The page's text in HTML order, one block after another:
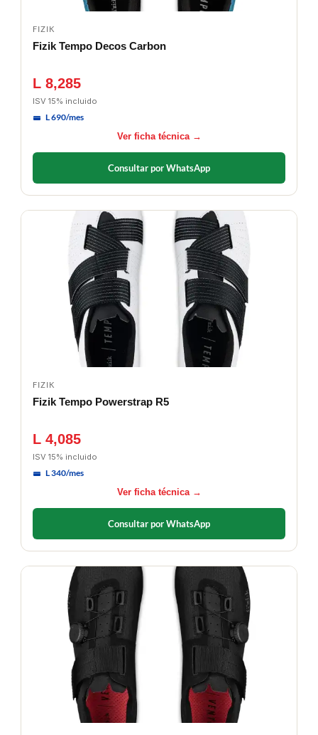
FIZIK
Fizik Tempo Decos Carbon
L 8,285
ISV 15% incluido
L 690/mes
Ver ficha técnica →
Consultar por WhatsApp
FIZIK
Fizik Tempo Powerstrap R5
L 4,085
ISV 15% incluido
L 340/mes
Ver ficha técnica →
Consultar por WhatsApp